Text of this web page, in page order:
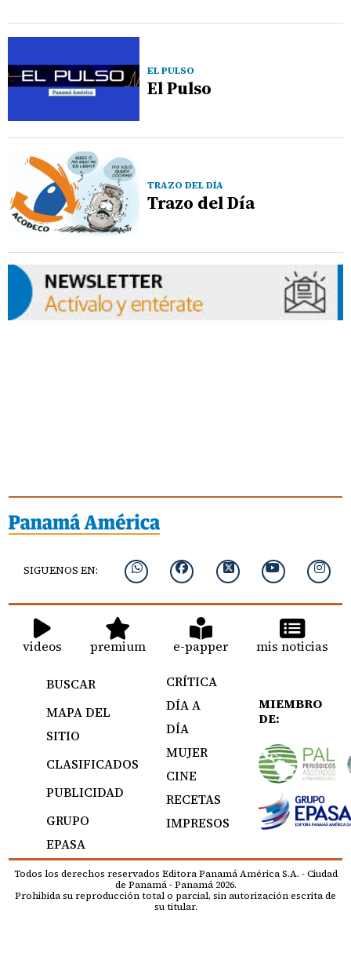
EL PULSO
El Pulso
TRAZO DEL DÍA
Trazo del Día
SIGUENOS EN:
videos premium e-papper mis noticias
BUSCAR
MAPA DEL
SITIO
CLASIFICADOS
PUBLICIDAD
GRUPO
EPASA
CRÍTICA
DÍA A
DÍA
MUJER
CINE
RECETAS
IMPRESOS
MIEMBRO
DE:
Todos los derechos reservados Editora Panamá América S.A. - Ciudad
de Panamá - Panamá 2026.
Prohibida su reproducción total o parcial, sin autorización escrita de
su titular.